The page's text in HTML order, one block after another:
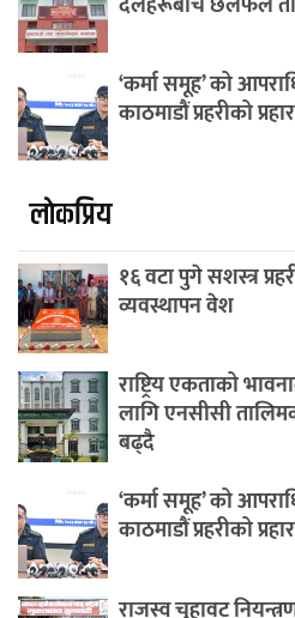
‘कर्मा समूह’ को
काठमाडौं प्रहरीको प्रहार
लाेकप्रिय
१६ वटा पुगे सशस्त्र
व्यवस्थापन वेश
राष्ट्रिय एकताको
लागि एनसीसी
बढ्दै
‘कर्मा समूह’ को
काठमाडौं प्रहरीको प्रहार
राजस्व चुहावट